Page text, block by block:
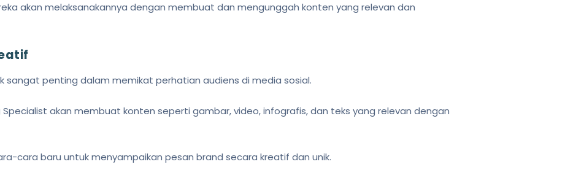
akan melaksanakannya dengan membuat dan mengunggah konten yang relevan dan
sangat penting dalam memikat perhatian audiens di media sosial.
Specialist akan membuat konten seperti gambar, video, infografis, dan teks yang relevan dengan
cara baru untuk menyampaikan pesan brand secara kreatif dan unik.